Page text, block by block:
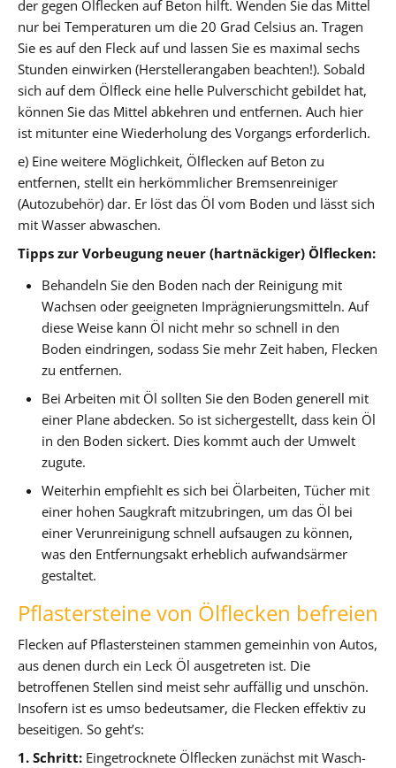
der gegen Ölflecken auf Beton hilft. Wenden Sie das Mittel
nur bei Temperaturen um die 20 Grad Celsius an. Tragen
Sie es auf den Fleck auf und lassen Sie es maximal sechs
Stunden einwirken (Herstellerangaben beachten!). Sobald
sich auf dem Ölfleck eine helle Pulverschicht gebildet hat,
können Sie das Mittel abkehren und entfernen. Auch hier
ist mitunter eine Wiederholung des Vorgangs erforderlich.
e) Eine weitere Möglichkeit, Ölflecken auf Beton zu
entfernen, stellt ein herkömmlicher Bremsenreiniger
(Autozubehör) dar. Er löst das Öl vom Boden und lässt sich
mit Wasser abwaschen.
Tipps zur Vorbeugung neuer (hartnäckiger) Ölflecken:
Behandeln Sie den Boden nach der Reinigung mit
Wachsen oder geeigneten Imprägnierungsmitteln. Auf
diese Weise kann Öl nicht mehr so schnell in den
Boden eindringen, sodass Sie mehr Zeit haben, Flecken
zu entfernen.
Bei Arbeiten mit Öl sollten Sie den Boden generell mit
einer Plane abdecken. So ist sichergestellt, dass kein Öl
in den Boden sickert. Dies kommt auch der Umwelt
zugute.
Weiterhin empfiehlt es sich bei Ölarbeiten, Tücher mit
einer hohen Saugkraft mitzubringen, um das Öl bei
einer Verunreinigung schnell aufsaugen zu können,
was den Entfernungsakt erheblich aufwandsärmer
gestaltet.
Pflastersteine von Ölflecken befreien
Flecken auf Pflastersteinen stammen gemeinhin von Autos,
aus denen durch ein Leck Öl ausgetreten ist. Die
betroffenen Stellen sind meist sehr auffällig und unschön.
Insofern ist es umso bedeutsamer, die Flecken effektiv zu
beseitigen. So geht’s:
1. Schritt: Eingetrocknete Ölflecken zunächst mit Wasch-